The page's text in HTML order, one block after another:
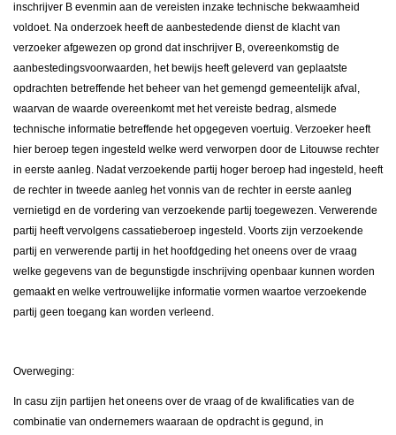
inschrijver B evenmin aan de vereisten inzake technische bekwaamheid
voldoet. Na onderzoek heeft de aanbestedende dienst de klacht van
verzoeker afgewezen op grond dat inschrijver B, overeenkomstig de
aanbestedingsvoorwaarden, het bewijs heeft geleverd van geplaatste
opdrachten betreffende het beheer van het gemengd gemeentelijk afval,
waarvan de waarde overeenkomt met het vereiste bedrag, alsmede
technische informatie betreffende het opgegeven voertuig. Verzoeker heeft
hier beroep tegen ingesteld welke werd verworpen door de Litouwse rechter
in eerste aanleg. Nadat verzoekende partij hoger beroep had ingesteld, heeft
de rechter in tweede aanleg het vonnis van de rechter in eerste aanleg
vernietigd en de vordering van verzoekende partij toegewezen. Verwerende
partij heeft vervolgens cassatieberoep ingesteld. Voorts zijn verzoekende
partij en verwerende partij in het hoofdgeding het oneens over de vraag
welke gegevens van de begunstigde inschrijving openbaar kunnen worden
gemaakt en welke vertrouwelijke informatie vormen waartoe verzoekende
partij geen toegang kan worden verleend.
Overweging:
In casu zijn partijen het oneens over de vraag of de kwalificaties van de
combinatie van ondernemers waaraan de opdracht is gegund, in